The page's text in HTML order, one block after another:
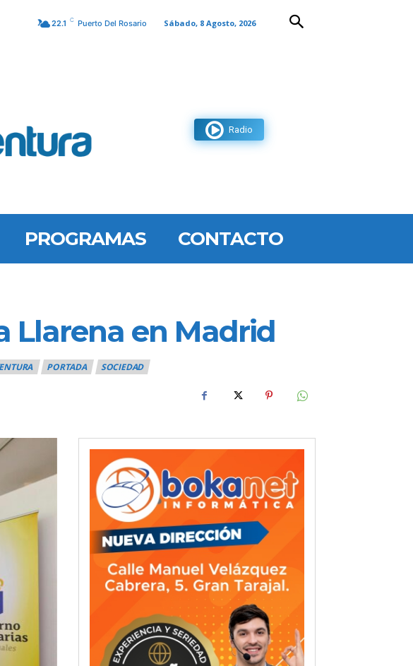
22.1 C Puerto Del Rosario Sábado, 8 Agosto, 2026
Radio
PROGRAMAS CONTACTO
Llarena en Madrid
PORTADA SOCIEDAD